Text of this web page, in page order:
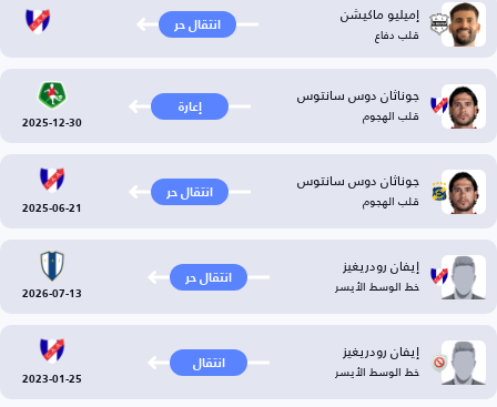
إميليو ماكيشن
قلب دفاع انتقال حر
جوناثان دوس سانتوس
قلب الهجوم إعارة
2025-12-30
جوناثان دوس سانتوس
قلب الهجوم انتقال حر
2025-06-21
إيفان رودريغيز
خط الوسط الأيسر انتقال حر
2026-07-13
إيفان رودريغيز
خط الوسط الأيسر انتقال
2023-01-25